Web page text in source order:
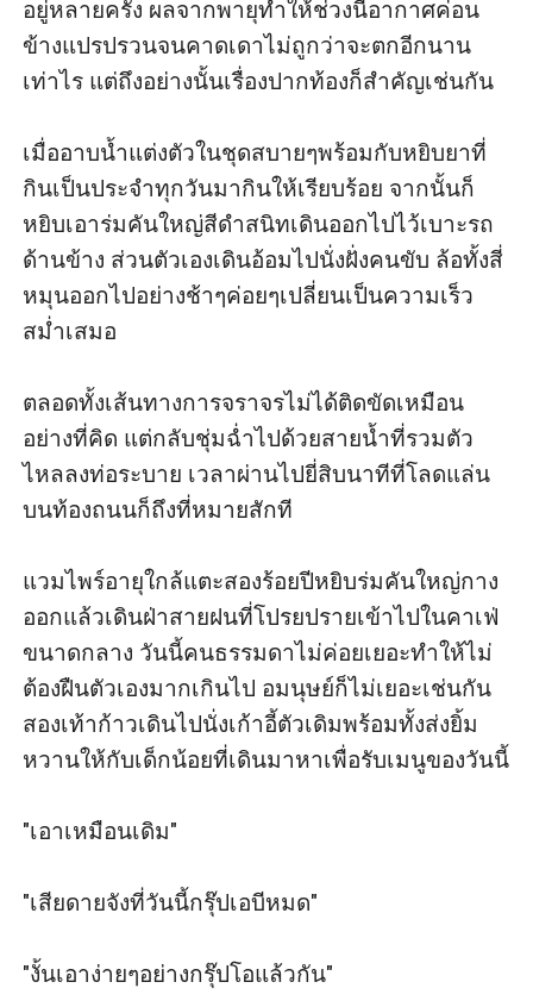
อยู่หลายครั้ง ผลจากพายุทำให้ช่วงนี้อากาศค่อน
ข้างแปรปรวนจนคาดเดาไม่ถูกว่าจะตกอีกนาน
เท่าไร แต่ถึงอย่างนั้นเรื่องปากท้องก็สำคัญเช่นกัน
เมื่ออาบน้ำแต่งตัวในชุดสบายๆพร้อมกับหยิบยาที่
กินเป็นประจำทุกวันมากินให้เรียบร้อย จากนั้นก็
หยิบเอาร่มคันใหญ่สีดำสนิทเดินออกไปไว้เบาะรถ
ด้านข้าง ส่วนตัวเองเดินอ้อมไปนั่งฝั่งคนขับ ล้อทั้งสี่
หมุนออกไปอย่างช้าๆค่อยๆเปลี่ยนเป็นความเร็ว
สม่ำเสมอ
ตลอดทั้งเส้นทางการจราจรไม่ได้ติดขัดเหมือน
อย่างที่คิด แต่กลับชุ่มฉ่ำไปด้วยสายน้ำที่รวมตัว
ไหลลงท่อระบาย เวลาผ่านไปยี่สิบนาทีที่โลดแล่น
บนท้องถนนก็ถึงที่หมายสักที
แวมไพร์อายุใกล้แตะสองร้อยปีหยิบร่มคันใหญ่กาง
ออกแล้วเดินฝ่าสายฝนที่โปรยปรายเข้าไปในคาเฟ่
ขนาดกลาง วันนี้คนธรรมดาไม่ค่อยเยอะทำให้ไม่
ต้องฝืนตัวเองมากเกินไป อมนุษย์ก็ไม่เยอะเช่นกัน
สองเท้าก้าวเดินไปนั่งเก้าอี้ตัวเดิมพร้อมทั้งส่งยิ้ม
หวานให้กับเด็กน้อยที่เดินมาหาเพื่อรับเมนูของวันนี้
"เอาเหมือนเดิม"
"เสียดายจังที่วันนี้กรุ๊ปเอบีหมด"
"งั้นเอาง่ายๆอย่างกรุ๊ปโอแล้วกัน"